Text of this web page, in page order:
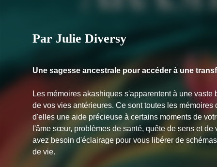
Par Julie Diversy
Une sagesse ancestrale pour accéder à une
Les mémoires akashiques s'apparentent à une
de vos vies antérieures. Ce sont toutes les
d'elles une aide précieuse à certains moments de
l'âme sœur, problèmes de santé, quête de sens et
avez besoin d'éclairage pour vous libérer de
de vie.